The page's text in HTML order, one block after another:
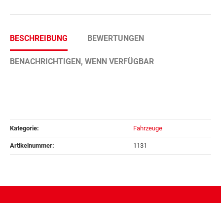
BESCHREIBUNG BEWERTUNGEN
BENACHRICHTIGEN, WENN VERFÜGBAR
Kategorie: Fahrzeuge
Artikelnummer: 1131